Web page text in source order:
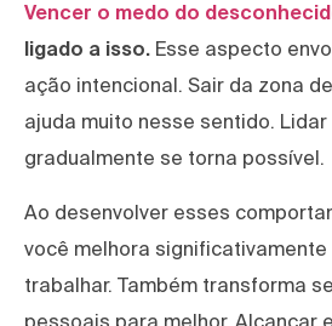
Vencer o medo do
ligado a isso. Esse aspecto
ação intencional. Sair da zona
ajuda muito nesse sentido.
gradualmente se torna possível.
Ao desenvolver esses
você melhora
trabalhar. Também transforma
pessoais para melhor. Alcançar